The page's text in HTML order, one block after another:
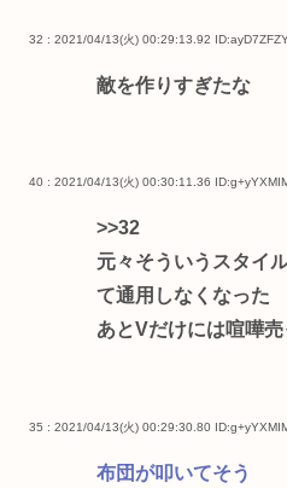
32 : 2021/04/13(火) 00:29:13.92
敵を作りすぎたな
40 : 2021/04/13(火) 00:30:11.36
>>32
元々そういうスタイ
て通用しなくなった
あとVだけには喧嘩
35 : 2021/04/13(火) 00:29:30.80
布団が叩いてそう